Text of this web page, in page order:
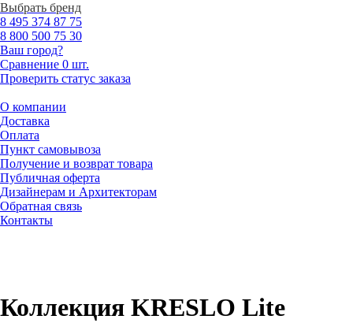
Выбрать бренд
8 495 374 87 75
8 800 500 75 30
Ваш город?
Сравнение 0 шт.
Проверить статус заказа
О компании
Доставка
Оплата
Пункт самовывоза
Получение и возврат товара
Публичная оферта
Дизайнерам и Архитекторам
Обратная связь
Контакты
Коллекция KRESLO Lite